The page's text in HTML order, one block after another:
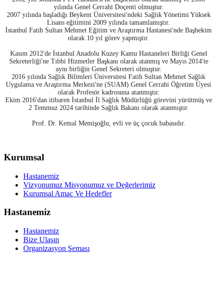
yılında Genel Cerrahi Doçenti olmuştur.
2007 yılında başladığı Beykent Üniversitesi'ndeki Sağlık Yönetimi Yüksek
Lisans eğitimini 2009 yılında tamamlamıştır.
İstanbul Fatih Sultan Mehmet Eğitim ve Araştırma Hastanesi'nde Başhekim
olarak 10 yıl görev yapmıştır.
Kasım 2012'de İstanbul Anadolu Kuzey Kamu Hastaneleri Birliği Genel
Sekreterliği'ne Tıbbi Hizmetler Başkanı olarak atanmış ve Mayıs 2014'te
aynı birliğin Genel Sekreteri olmuştur.
2016 yılında Sağlık Bilimleri Üniversitesi Fatih Sultan Mehmet Sağlık
Uygulama ve Araştırma Merkezi'ne (SUAM) Genel Cerrahi Öğretim Üyesi
olarak Profesör kadrosuna atanmıştır.
Ekim 2016'dan itibaren İstanbul İl Sağlık Müdürlüğü görevini yürütmüş ve
2 Temmuz 2024 tarihinde Sağlık Bakanı olarak atanmıştır.
Prof. Dr. Kemal Memişoğlu, evli ve üç çocuk babasıdır.
Kurumsal
Hastanemiz
Vizyonumuz Misyonumuz ve Değerlerimiz
Kurumsal Amaç Ve Hedefler
Hastanemiz
Hastanemiz
Bize Ulaşın
Organizasyon Şeması